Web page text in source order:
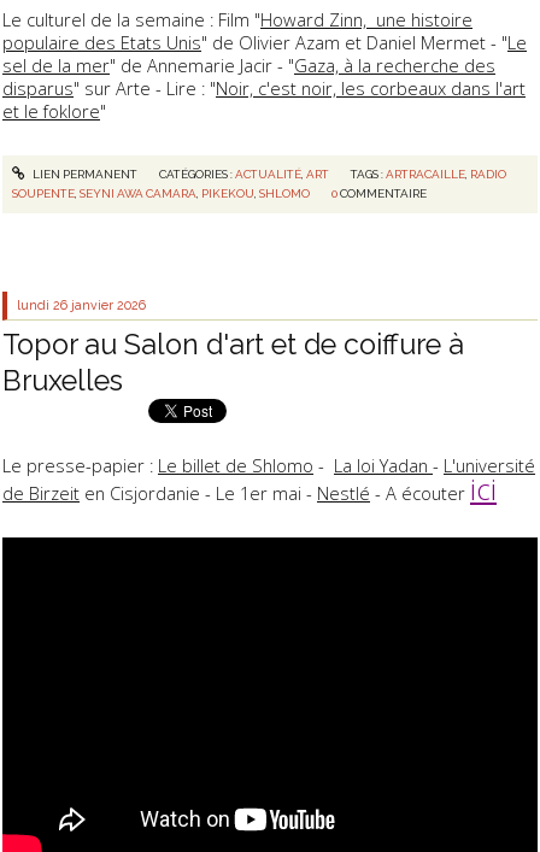
Le culturel de la semaine : Film "Howard Zinn, une histoire
populaire des Etats Unis" de Olivier Azam et Daniel Mermet - "Le
sel de la mer" de Annemarie Jacir - "Gaza, à la recherche des
disparus" sur Arte - Lire : "Noir, c'est noir, les corbeaux dans l'art
et le foklore"
LIEN PERMANENT CATÉGORIES :ACTUALITÉ, ART TAGS :ARTRACAILLE RADIO
SOUPENTE ,SEYNI AWA CAMARA PIKEKOU ,SHLOMO 0 COMMENTAIRE
lundi 26 janvier 2026
Topor au Salon d'art et de coiffure à
Bruxelles
Le presse-papier : Le billet de Shlomo - La loi Yadan - L'université
de Birzeit en Cisjordanie - Le 1er mai - Nestlé - A écouter ici